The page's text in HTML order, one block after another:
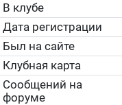
В клубе
Дата регистрации
Был на сайте
Клубная карта
Сообщений на
форуме